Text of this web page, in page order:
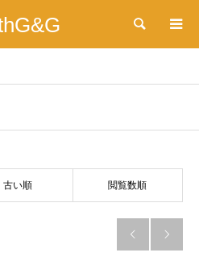
検索
古い順 閲覧数順
 